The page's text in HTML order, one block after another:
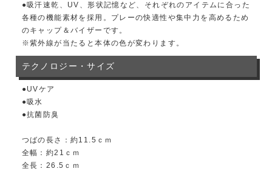
●吸汗速乾、UV、形状記憶など、それぞれのアイテムに合った
各種の機能素材を採用。プレーの快適性や集中力を高めるため
のキャップ＆バイザーです。
※紫外線が当たると本体の色が変わります。
テクノロジー・サイズ
●UVケア
●吸水
●抗菌防臭
つばの長さ：約11.5ｃｍ
全幅：約21ｃｍ
全長：26.5ｃｍ